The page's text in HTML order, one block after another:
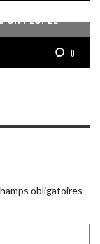
PEUPLE
0
obligatoires